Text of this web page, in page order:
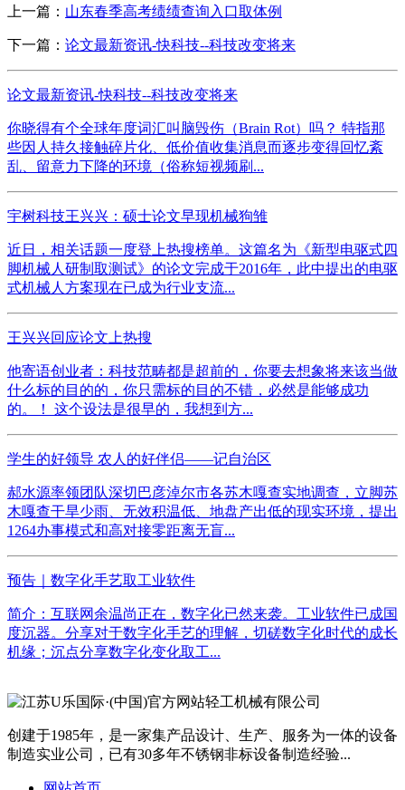
上一篇： 山东春季高考绩绩查询入口取体例
下一篇： 论文最新资讯-快科技--科技改变将来
论文最新资讯-快科技--科技改变将来
你晓得有个全球年度词汇叫脑毁伤（Brain Rot）吗？ 特指那
些因人持久接触碎片化、低价值收集消息而逐步变得回忆紊
乱、留意力下降的环境（俗称短视频刷...
宇树科技王兴兴：硕士论文早现机械狗雏
近日，相关话题一度登上热搜榜单。这篇名为《新型电驱式四
脚机械人研制取测试》的论文完成于2016年，此中提出的电驱
式机械人方案现在已成为行业支流...
王兴兴回应论文上热搜
他寄语创业者：科技范畴都是超前的，你要去想象将来该当做
什么标的目的的，你只需标的目的不错，必然是能够成功
的。！ 这个设法是很早的，我想到方...
学生的好领导 农人的好伴侣——记自治区
郝水源率领团队深切巴彦淖尔市各苏木嘎查实地调查，立脚苏
木嘎查干旱少雨、无效积温低、地盘产出低的现实环境，提出
1264办事模式和高对接零距离无盲...
预告｜数字化手艺取工业软件
简介：互联网余温尚正在，数字化已然来袭。工业软件已成国
度沉器。分享对于数字化手艺的理解，切磋数字化时代的成长
机缘；沉点分享数字化变化取工...
创建于1985年，是一家集产品设计、生产、服务为一体的设备
制造实业公司，已有30多年不锈钢非标设备制造经验...